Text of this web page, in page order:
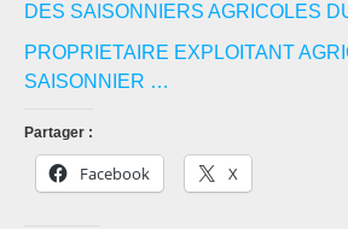
DES SAISONNIERS AGRICOLES
PROPRIETAIRE EXPLOITANT
SAISONNIER …
Partager :
Facebook X